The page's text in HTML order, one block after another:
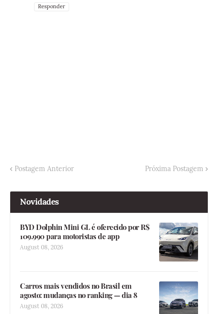
Responder
Postagem Anterior Próxima Postagem
Novidades
BYD Dolphin Mini GL é oferecido por R$
109.990 para motoristas de app
August 08, 2026
Carros mais vendidos no Brasil em
agosto: mudanças no ranking — dia 8
August 08, 2026